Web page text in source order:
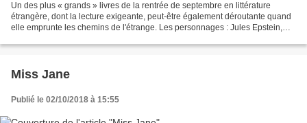
Un des plus « grands » livres de la rentrée de septembre en littérature
étrangère, dont la lecture exigeante, peut-être également déroutante quand
elle emprunte les chemins de l'étrange. Les personnages : Jules Epstein,
Miss Jane
Publié le 02/10/2018 à 15:55